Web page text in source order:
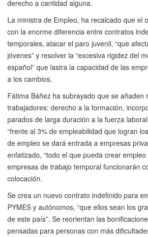
derecho a cantidad alguna.
La ministra de Empleo, ha recalcado que el
con la enorme diferencia entre contratos
temporales, atacar el paro juvenil, “que
jóvenes” y resolver la “excesiva rigidez del
español” que lastra la capacidad de las
a los cambios.
Fátima Báñez ha subrayado que se añaden
trabajadores: derecho a la formación,
parados de larga duración a la fuerza
“frente al 3% de empleabilidad que logran
de empleo se dará entrada a empresas
enfatizado, “todo el que pueda crear
empresas de trabajo temporal funcionarán
colocación.
Se crea un nuevo contrato indefinido para
PYMES y autónomos, “que ellos sean los
de este país”. Se reorientan las
pensadas para personas con más